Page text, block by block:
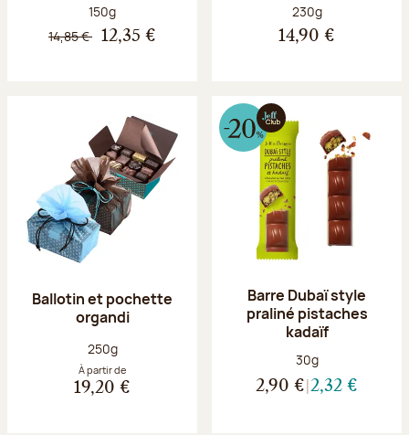
Poids net :
150g
14,85 € 12,35 €
Poids net :
230g
14,90 €
Ballotin et pochette
organdi
Poids net :
250g
À partir de
19,20 €
Barre Dubaï style
praliné pistaches
kadaïf
Poids net :
30g
2,90 € 2,32 €